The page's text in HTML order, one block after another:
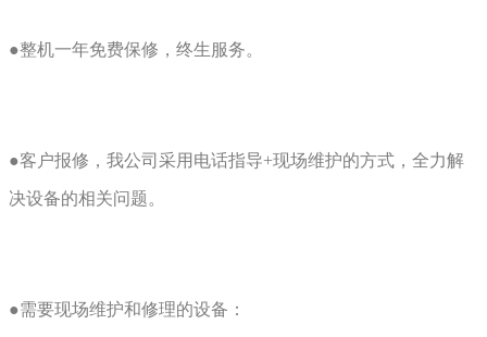
●整机一年免费保修，终生服务。
●客户报修，我公司采用电话指导+现场维护的方式，全力解
决设备的相关问题。
●需要现场维护和修理的设备：